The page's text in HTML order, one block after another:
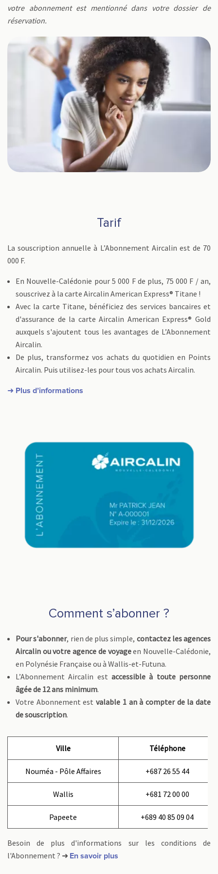
votre abonnement est mentionné dans votre dossier de
réservation.
Tarif
La souscription annuelle à L’Abonnement Aircalin est de 70
000 F.
En Nouvelle-Calédonie pour 5 000 F de plus, 75 000 F / an,
souscrivez à la carte Aircalin American Express® Titane !
Avec la carte Titane, bénéficiez des services bancaires et
d'assurance de la carte Aircalin American Express® Gold
auxquels s'ajoutent tous les avantages de L’Abonnement
Aircalin.
De plus, transformez vos achats du quotidien en Points
Aircalin. Puis utilisez-les pour tous vos achats Aircalin.
➜ Plus d’informations
Comment s’abonner ?
Pour s'abonner, rien de plus simple, contactez les agences
Aircalin ou votre agence de voyageen Nouvelle-Calédonie,
en Polynésie Française ou à Wallis-et-Futuna.
L’Abonnement Aircalin est accessible à toute personne
âgée de 12 ans minimum.
Votre Abonnement estvalable 1 an à compter de la date
de souscription.
Ville Téléphone
Nouméa - Pôle Affaires +687 26 55 44
Wallis +681 72 00 00
Papeete +689 40 85 09 04
Besoin de plus d'informations sur les conditions de
l'Abonnement ? ➜ En savoir plus